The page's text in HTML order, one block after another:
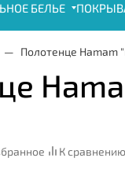
БЕЛЬЕ
Полотенце Hamam
К сравнению